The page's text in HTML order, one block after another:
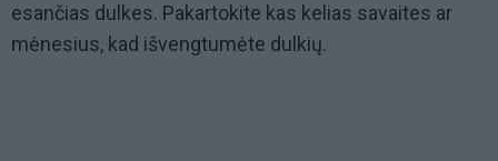
esančias dulkes. Pakartokite kas kelias savaites ar
mėnesius, kad išvengtumėte dulkių.